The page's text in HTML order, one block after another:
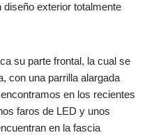
diseño exterior totalmente
su parte frontal, la cual se
con una parrilla alargada
en los recientes
faros de LED y unos
en la fascia